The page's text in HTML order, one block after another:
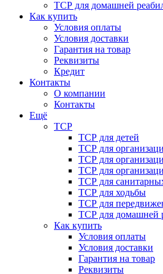
ТСР для домашней
Как купить
Условия оплаты
Условия доставки
Гарантия на товар
Реквизиты
Кредит
Контакты
О компании
Контакты
Ещё
ТСР
ТСР для детей
ТСР для
ТСР для
ТСР для
ТСР для
ТСР для ходьбы
ТСР для
ТСР для домашней
Как купить
Условия оплаты
Условия доставки
Гарантия на товар
Реквизиты